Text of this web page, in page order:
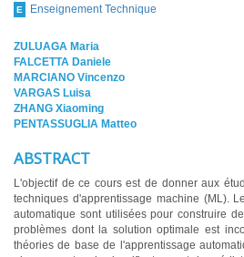
E Enseignement Technique
ZULUAGA Maria
FALCETTA Daniele
MARCIANO Vincenzo
VARGAS Luisa
ZHANG Xiaoming
PENTASSUGLIA Matteo
ABSTRACT
L'objectif de ce cours est de donner aux
techniques d'apprentissage machine (ML).
automatique sont utilisées pour construire
problèmes dont la solution optimale est
théories de base de l'apprentissage